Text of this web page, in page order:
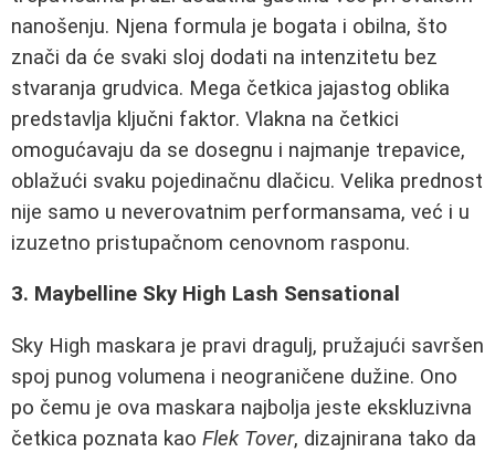
nanošenju. Njena formula je bogata i obilna, što
znači da će svaki sloj dodati na intenzitetu bez
stvaranja grudvica. Mega četkica jajastog oblika
predstavlja ključni faktor. Vlakna na četkici
omogućavaju da se dosegnu i najmanje trepavice,
oblažući svaku pojedinačnu dlačicu. Velika prednost
nije samo u neverovatnim performansama, već i u
izuzetno pristupačnom cenovnom rasponu.
3. Maybelline Sky High Lash Sensational
Sky High maskara je pravi dragulj, pružajući savršen
spoj punog volumena i neograničene dužine. Ono
po čemu je ova maskara najbolja jeste ekskluzivna
četkica poznata kao Flek Tover, dizajnirana tako da